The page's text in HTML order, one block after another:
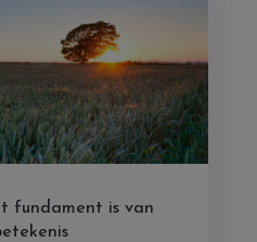
fundament is van